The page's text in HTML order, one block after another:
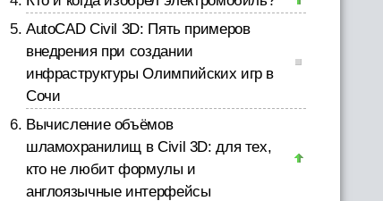
AutoCAD Civil 3D: Пять примеров
внедрения при создании
инфраструктуры Олимпийских игр в
Сочи
Вычисление объёмов
шламохранилищ в Civil 3D: для тех,
кто не любит формулы и
англоязычные интерфейсы